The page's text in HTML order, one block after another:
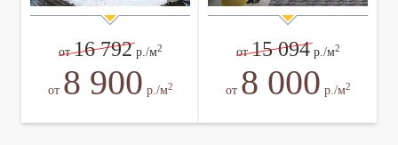
от16 792 р./м2
от 8 900 р./м2
от15 094р./м2
от 8 000 р./м2